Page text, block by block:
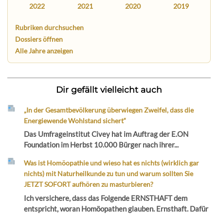
2022 2021 2020 2019
Rubriken durchsuchen
Dossiers öffnen
Alle Jahre anzeigen
Dir gefällt vielleicht auch
„In der Gesamtbevölkerung überwiegen Zweifel, dass die
Energiewende Wohlstand sichert“
Das Umfrageinstitut Civey hat im Auftrag der E.ON
Foundation im Herbst 10.000 Bürger nach ihrer...
Was ist Homöopathie und wieso hat es nichts (wirklich gar
nichts) mit Naturheilkunde zu tun und warum sollten Sie
JETZT SOFORT aufhören zu masturbieren?
Ich versichere, dass das Folgende ERNSTHAFT dem
entspricht, woran Homöopathen glauben. Ernsthaft. Dafür